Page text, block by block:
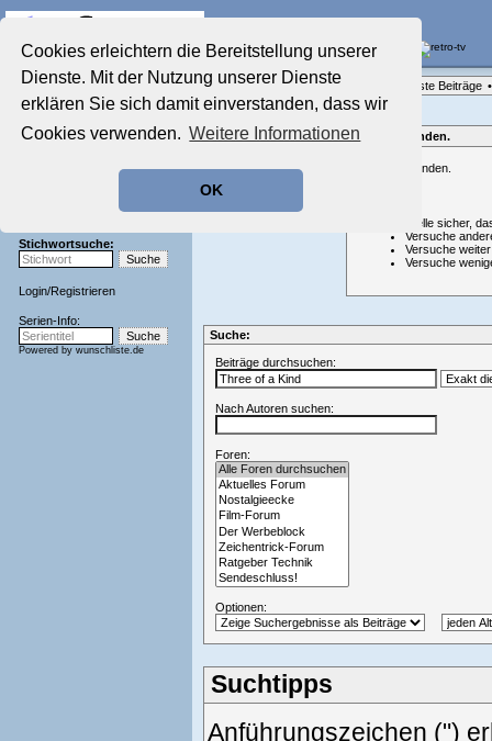
Cookies erleichtern die Bereitstellung unserer
Dienste. Mit der Nutzung unserer Dienste
erklären Sie sich damit einverstanden, dass wir
Cookies verwenden. Weitere Informationen
OK
Startseite
Aktuelles Forum
Film-Forum
Zeichentrick-Forum
Stichwortsuche:
Login/Registrieren
Serien-Info:
Powered by wunschliste.de
Forenliste • Themenübersicht Neueste Beiträge •
Nichts gefunden.
Nichts gefunden.
Stelle sicher,
Versuche
Versuche
Versuche
Suche:
Beiträge durchsuchen:
Nach Autoren suchen:
Foren:
Optionen:
Suchtipps
Anführungszeichen (")